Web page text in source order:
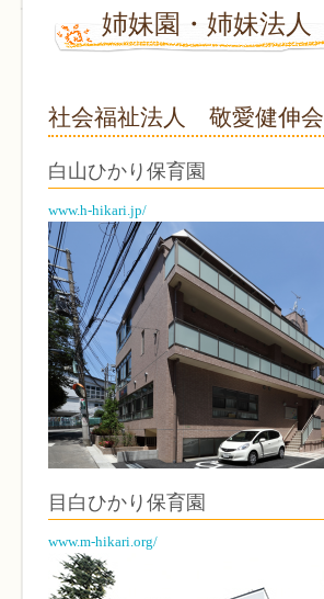
姉妹園・姉妹法人
社会福祉法人 敬愛健伸会
白山ひかり保育園
www.h-hikari.jp/
目白ひかり保育園
www.m-hikari.org/